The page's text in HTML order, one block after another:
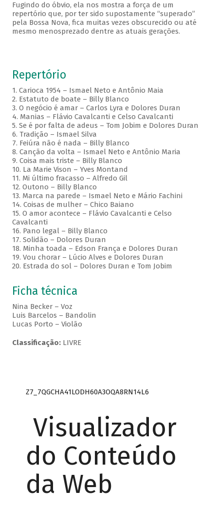
Fugindo do óbvio, ela nos mostra a força de um
repertório que, por ter sido supostamente “superado”
pela Bossa Nova, fica muitas vezes obscurecido ou até
mesmo menosprezado dentre as atuais gerações.
Repertório
1. Carioca 1954 – Ismael Neto e Antônio Maia
2. Estatuto de boate – Billy Blanco
3. O negócio é amar – Carlos Lyra e Dolores Duran
4. Manias – Flávio Cavalcanti e Celso Cavalcanti
5. Se é por falta de adeus – Tom Jobim e Dolores Duran
6. Tradição – Ismael Silva
7. Feiúra não é nada – Billy Blanco
8. Canção da volta – Ismael Neto e Antônio Maria
9. Coisa mais triste – Billy Blanco
10. La Marie Vison – Yves Montand
11. Mi último fracasso – Alfredo Gil
12. Outono – Billy Blanco
13. Marca na parede – Ismael Neto e Mário Fachini
14. Coisas de mulher – Chico Baiano
15. O amor acontece – Flávio Cavalcanti e Celso
Cavalcanti
16. Pano legal – Billy Blanco
17. Solidão – Dolores Duran
18. Minha toada – Edson França e Dolores Duran
19. Vou chorar – Lúcio Alves e Dolores Duran
20. Estrada do sol – Dolores Duran e Tom Jobim
Ficha técnica
Nina Becker – Voz
Luis Barcelos – Bandolin
Lucas Porto – Violão
Classificação:LIVRE
Z7_7QGCHA41LODH60A3OQA8RN14L6
Visualizador
do Conteúdo
da Web